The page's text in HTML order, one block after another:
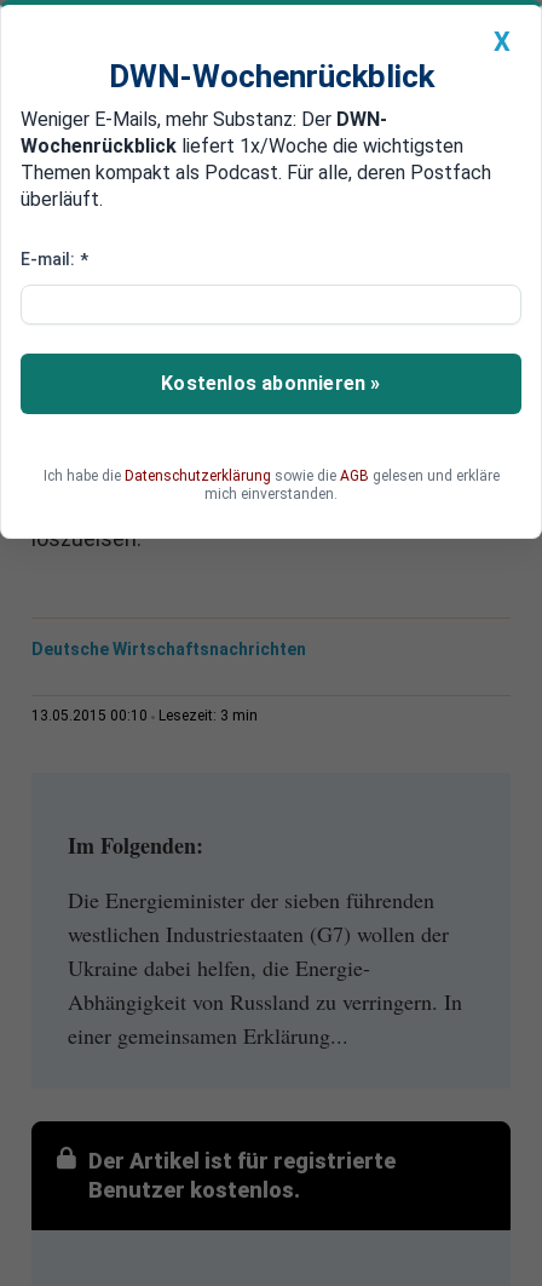
Newsticker MEIN DWN: Geldanlage Premium
Edelmetalle DWN-Magazin China
Zu teuer, viel Widerstand
Gefährliche Illusion: Fracking
funktioniert in Europa nicht
Energie-Fachleute zweifeln am Fracking in
dagegen ihre Fracking-Technologie rasch in die
loszueisen.
Deutsche Wirtschaftsnachrichten
13.05.2015 00:10 Lesezeit: 3 min
Im Folgenden:
Die Energieminister der sieben führenden
westlichen Industriestaaten (G7) wollen der
Ukraine dabei helfen, die Energie-
Abhängigkeit von Russland zu verringern. In
einer gemeinsamen Erklärung...
Der Artikel ist für registrierte
Benutzer kostenlos.
X
DWN-Wochenrückblick
Weniger E-Mails, mehr Substanz: Der DWN-
Wochenrückblick liefert 1x/Woche die wichtigsten
Themen kompakt als Podcast. Für alle, deren Postfach
überläuft.
E-mail: *
Kostenlos abonnieren »
Ich habe die Datenschutzerklärung sowie die AGB gelesen und erkläre
mich einverstanden.